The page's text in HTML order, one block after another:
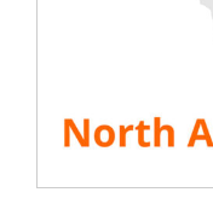
A propos de
entreprise à
concentre
des centres de